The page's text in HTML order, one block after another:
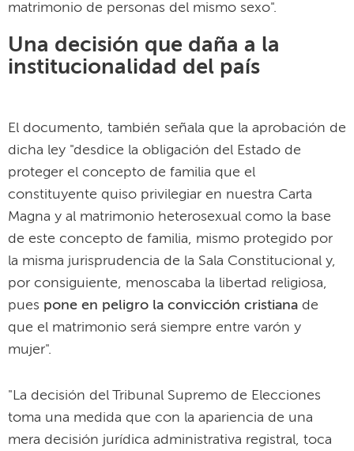
matrimonio de personas del mismo sexo".
Una decisión que daña a la
institucionalidad del país
El documento, también señala que la aprobación de
dicha ley "desdice la obligación del Estado de
proteger el concepto de familia que el
constituyente quiso privilegiar en nuestra Carta
Magna y al matrimonio heterosexual como la base
de este concepto de familia, mismo protegido por
la misma jurisprudencia de la Sala Constitucional y,
por consiguiente, menoscaba la libertad religiosa,
pues pone en peligro la convicción cristiana de
que el matrimonio será siempre entre varón y
mujer".
"La decisión del Tribunal Supremo de Elecciones
toma una medida que con la apariencia de una
mera decisión jurídica administrativa registral, toca